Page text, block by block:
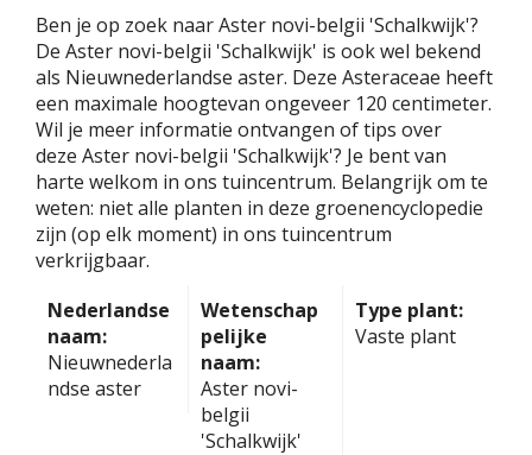
Ben je op zoek naar Aster novi-belgii 'Schalkwijk'?
De Aster novi-belgii 'Schalkwijk' is ook wel bekend
als Nieuwnederlandse aster. Deze Asteraceae heeft
een maximale hoogtevan ongeveer 120 centimeter.
Wil je meer informatie ontvangen of tips over
deze Aster novi-belgii 'Schalkwijk'? Je bent van
harte welkom in ons tuincentrum. Belangrijk om te
weten: niet alle planten in deze groenencyclopedie
zijn (op elk moment) in ons tuincentrum
verkrijgbaar.
Nederlandse
naam:
Nieuwnederla
ndse aster
Wetenschap
pelijke
naam:
Aster novi-
belgii
'Schalkwijk'
Type plant:
Vaste plant